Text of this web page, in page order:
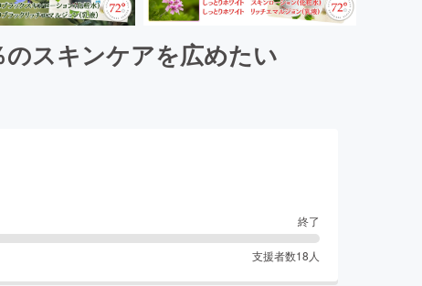
スキンケアを広めたい
終了
支援者数18 人